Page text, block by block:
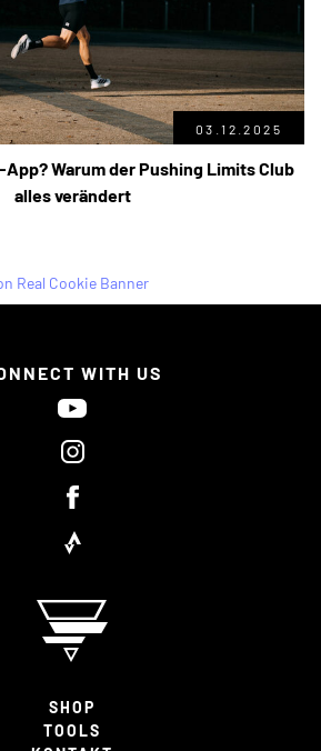
03.12.2025
Warum der Pushing Limits Club
alles verändert
WITH US
SHOP
TOOLS
Real Cookie Banner